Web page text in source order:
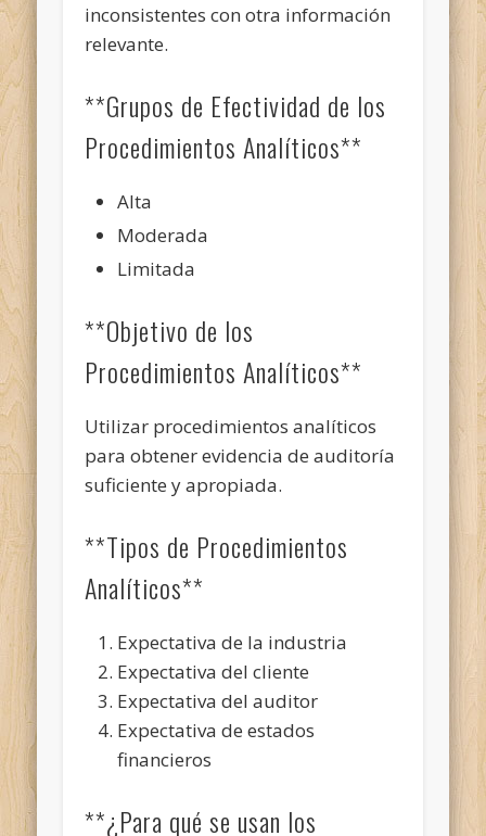
inconsistentes con otra información
relevante.
**Grupos de Efectividad de los
Procedimientos Analíticos**
Alta
Moderada
Limitada
**Objetivo de los
Procedimientos Analíticos**
Utilizar procedimientos analíticos
para obtener evidencia de auditoría
suficiente y apropiada.
**Tipos de Procedimientos
Analíticos**
Expectativa de la industria
Expectativa del cliente
Expectativa del auditor
Expectativa de estados
financieros
**¿Para qué se usan los